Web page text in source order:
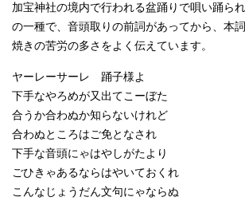
加宝神社の境内で行われる盆踊りで唄い踊ら
の一種で、音頭取りの前詞があってから、本
焼きの苦労の多さをよく伝えています。
ヤーレーサーレ 踊子様よ
下手なやろめが又出てこーぼた
合うか合わぬか知らないけれど
合わぬところはご免となされ
下手な音頭にゃはやしがたより
ごひきゃあるならはやいておくれ
こんなじょうだん文句にゃならぬ